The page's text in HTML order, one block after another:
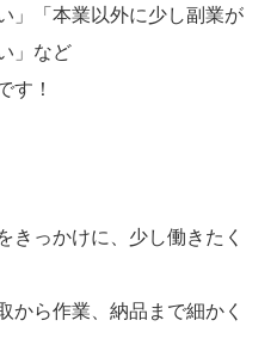
」「本業以外に少し副業が
」など
す！
きっかけに、少し働きたく
から作業、納品まで細かく